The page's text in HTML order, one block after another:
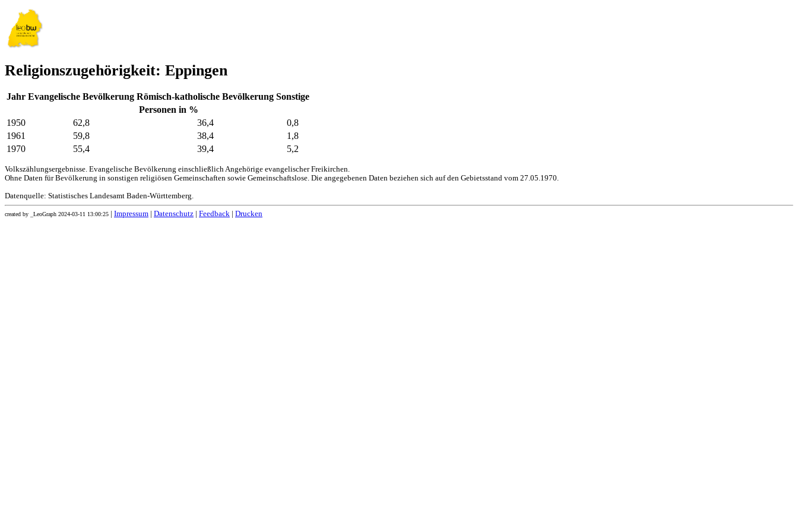
Religionszugehörigkeit: Eppingen
Jahr Evangelische Bevölkerung Römisch-katholische Bevölkerung Sonstige
Personen in %
1950
62,8 36,4
0,8
1961
59,8 38,4
1,8
1970
55,4 39,4 5,2
Volkszählungsergebnisse. Evangelische Bevölkerung einschließlich Angehörige evangelischer Freikirchen.
Ohne Daten für Bevölkerung in sonstigen religiösen Gemeinschaften sowie Gemeinschaftslose. Die angegebenen Daten beziehen sich auf den Gebietsstand vom 27.05.1970.
Datenquelle: Statistisches Landesamt Baden-Württemberg.
created by _LeoGraph 2024-03-11 13:00:25 Impressum Datenschutz Feedback Drucken